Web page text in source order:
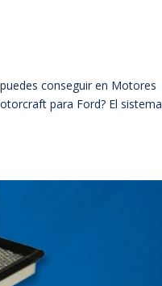
conseguir en Motores
para Ford? El